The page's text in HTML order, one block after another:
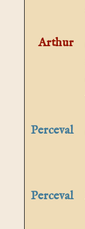
Arthur
Perceval
Perceval